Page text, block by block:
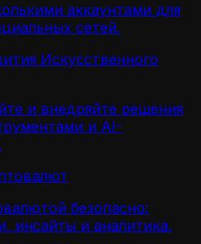
аккаунтами для
сетей.
Искусственного
и внедряйте решения
и AI-
безопасно:
инсайты и аналитика.